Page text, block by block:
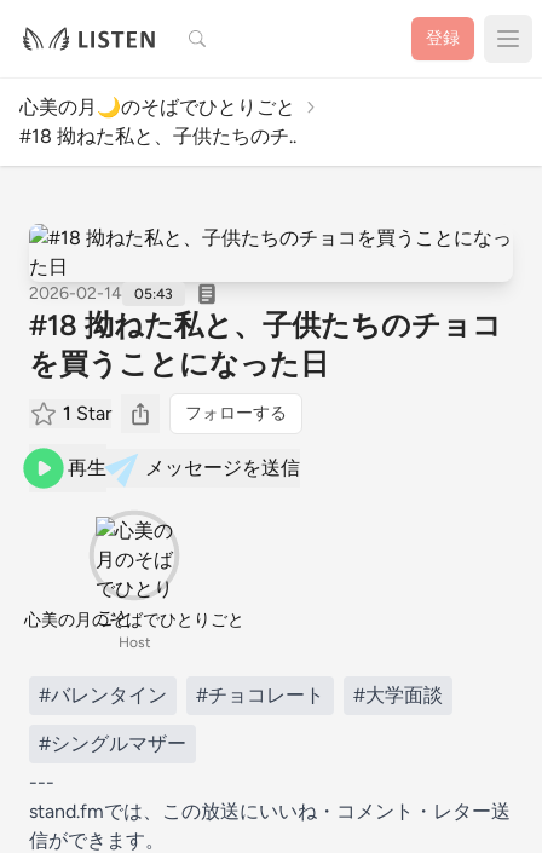
検索 登録
心美の月🌙のそばでひとりごと
#18 拗ねた私と、子供たちのチ..
2026-02-14 05:43
#18 拗ねた私と、子供たちのチョコ
を買うことになった日
1 Star フォローする
再生 メッセージを送信
心美の月のそばでひとりごと
Host
#バレンタイン #チョコレート #大学面談
#シングルマザー
---
stand.fmでは、この放送にいいね・コメント・レター送
信ができます。